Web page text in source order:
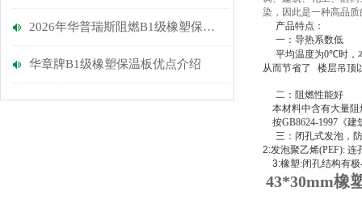
2026年华普瑞斯阻燃B1级橡塑保温管介绍
华章牌B1级橡塑保温板优点介绍
染，因此是一种高品
产品特点：
一：导热系数低
平均温度为0℃时，
从而节省了
楼层吊顶
二：阻燃性能好
本材料中含有大量
按GB8624-1997 《
三：闭孔式发泡，
2:发泡聚乙烯(PEF): 连
3:橡塑:闭孔结构有
43*30mm橡